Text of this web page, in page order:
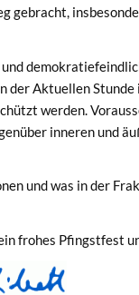
gebracht,
der Aktuellen
wer­den.
inneren und
und was in der
fro­hes Pfin­gst­fest